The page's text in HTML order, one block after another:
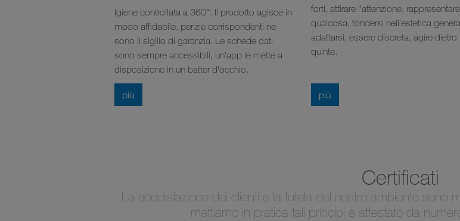
Igiene controllata a 360°. Il prodotto agisce in
modo affidabile, perizie corrispondenti ne
sono il sigillo di garanzia. Le schede dati
sono sempre accessibili, un'app le mette a
disposizione in un batter d'occhio.
più
forti, attirare l'attenzione, rappresentare
qualcosa, fondersi nell'estetica
adattarsi, essere discreta, agire dietro
quinte.
più
Certificati
La soddisfazione dei clienti e la tutela del nostro ambiente sono
mettiamo in pratica tali principi è attestato da